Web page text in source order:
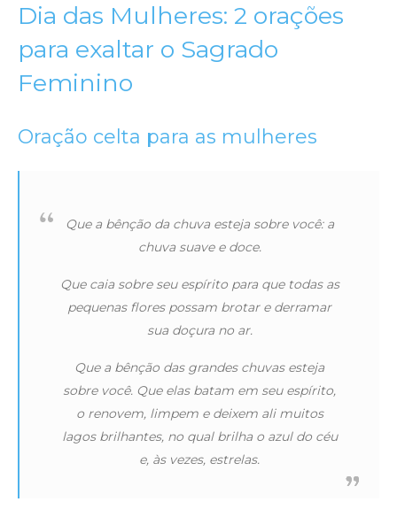
Dia das Mulheres: 2 orações
para exaltar o Sagrado
Feminino
Oração celta para as mulheres
Que a bênção da chuva esteja sobre você: a
chuva suave e doce.
Que caia sobre seu espírito para que todas as
pequenas flores possam brotar e derramar
sua doçura no ar.
Que a bênção das grandes chuvas esteja
sobre você. Que elas batam em seu espírito,
o renovem, limpem e deixem ali muitos
lagos brilhantes, no qual brilha o azul do céu
e, às vezes, estrelas.